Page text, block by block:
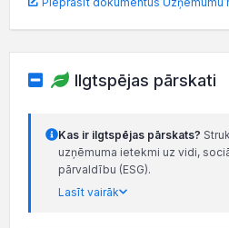
Ilgtspējas pārskati
Kas ir ilgtspējas pārskats?
uzņēmuma ietekmi uz vidi,
pārvaldību (ESG).
Lasīt vairāk